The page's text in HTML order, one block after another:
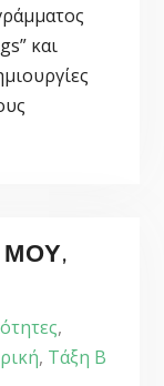
και
ΜΟΥ,
,
, Τάξη Β